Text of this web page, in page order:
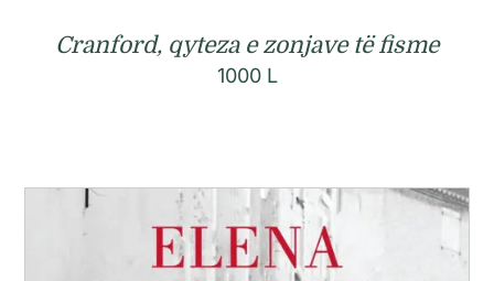
Cranford, qyteza e zonjave të fisme
1000 L